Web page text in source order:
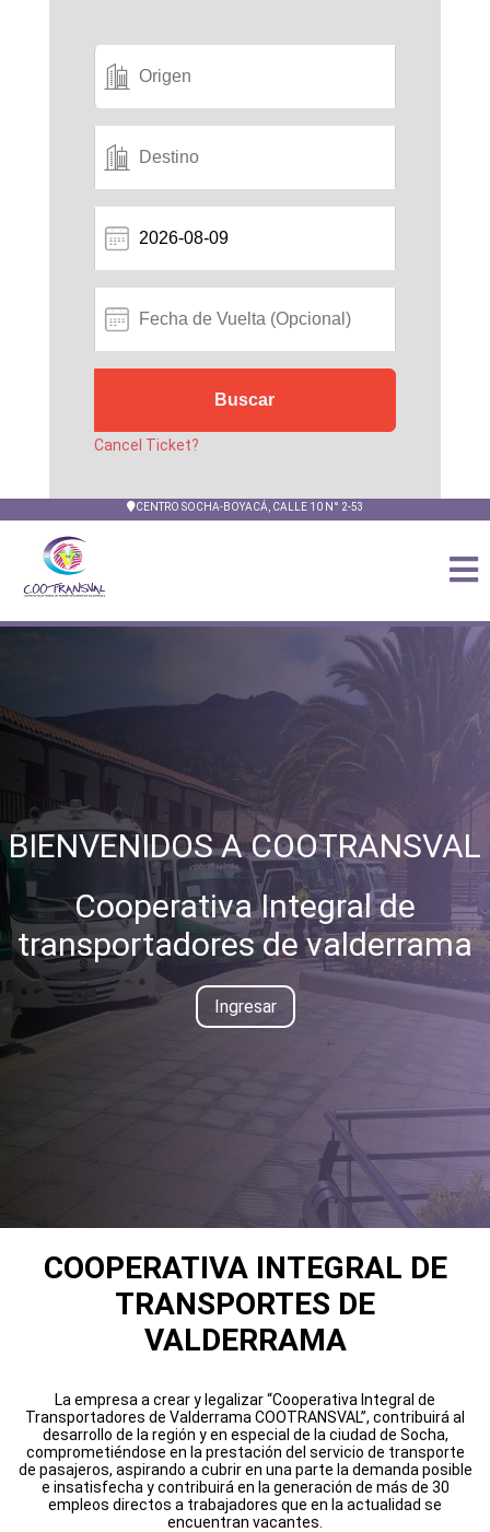
Cancel Ticket?
CENTRO SOCHA-BOYACÁ, CALLE 10 N° 2-53
BIENVENIDOS A COOTRANSVAL
Cooperativa Integral de
transportadores de valderrama
Ingresar
COOPERATIVA INTEGRAL DE
TRANSPORTES DE
VALDERRAMA
La empresa a crear y legalizar “Cooperativa Integral de
Transportadores de Valderrama COOTRANSVAL”, contribuirá al
desarrollo de la región y en especial de la ciudad de Socha,
comprometiéndose en la prestación del servicio de transporte
de pasajeros, aspirando a cubrir en una parte la demanda posible
e insatisfecha y contribuirá en la generación de más de 30
empleos directos a trabajadores que en la actualidad se
encuentran vacantes.